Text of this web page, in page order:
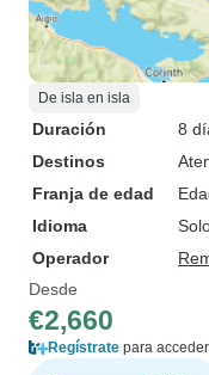
De isla en isla
Duración
8
Destinos
Franja de edad
Idioma
Operador
Desde
€2,660
Regístrate para